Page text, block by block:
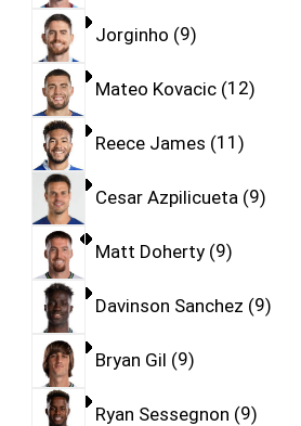
Jorginho 9
Mateo Kovacic 12
Reece James 11
Cesar Azpilicueta 9
Matt Doherty 9
Davinson Sanchez 9
Bryan Gil 9
Ryan Sessegnon 9